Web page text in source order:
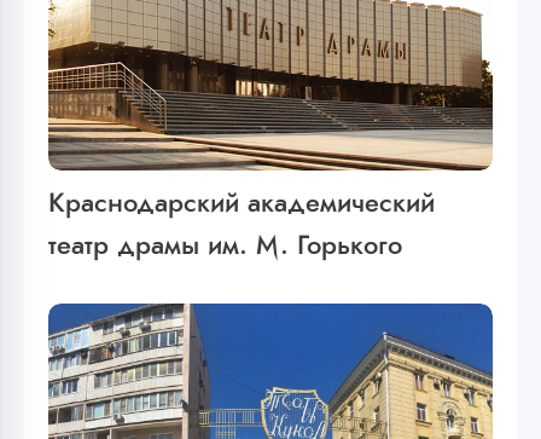
Краснодарский академический
театр драмы им. М. Горького